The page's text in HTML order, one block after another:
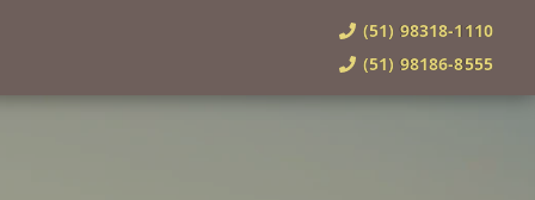
(51) 98318-1110
(51) 98186-8555